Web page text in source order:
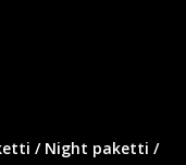
/ Night paketti /